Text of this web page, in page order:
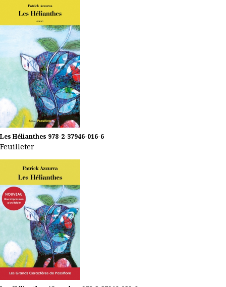
Les Hélianthes 978-2-37946-016-6
Feuilleter